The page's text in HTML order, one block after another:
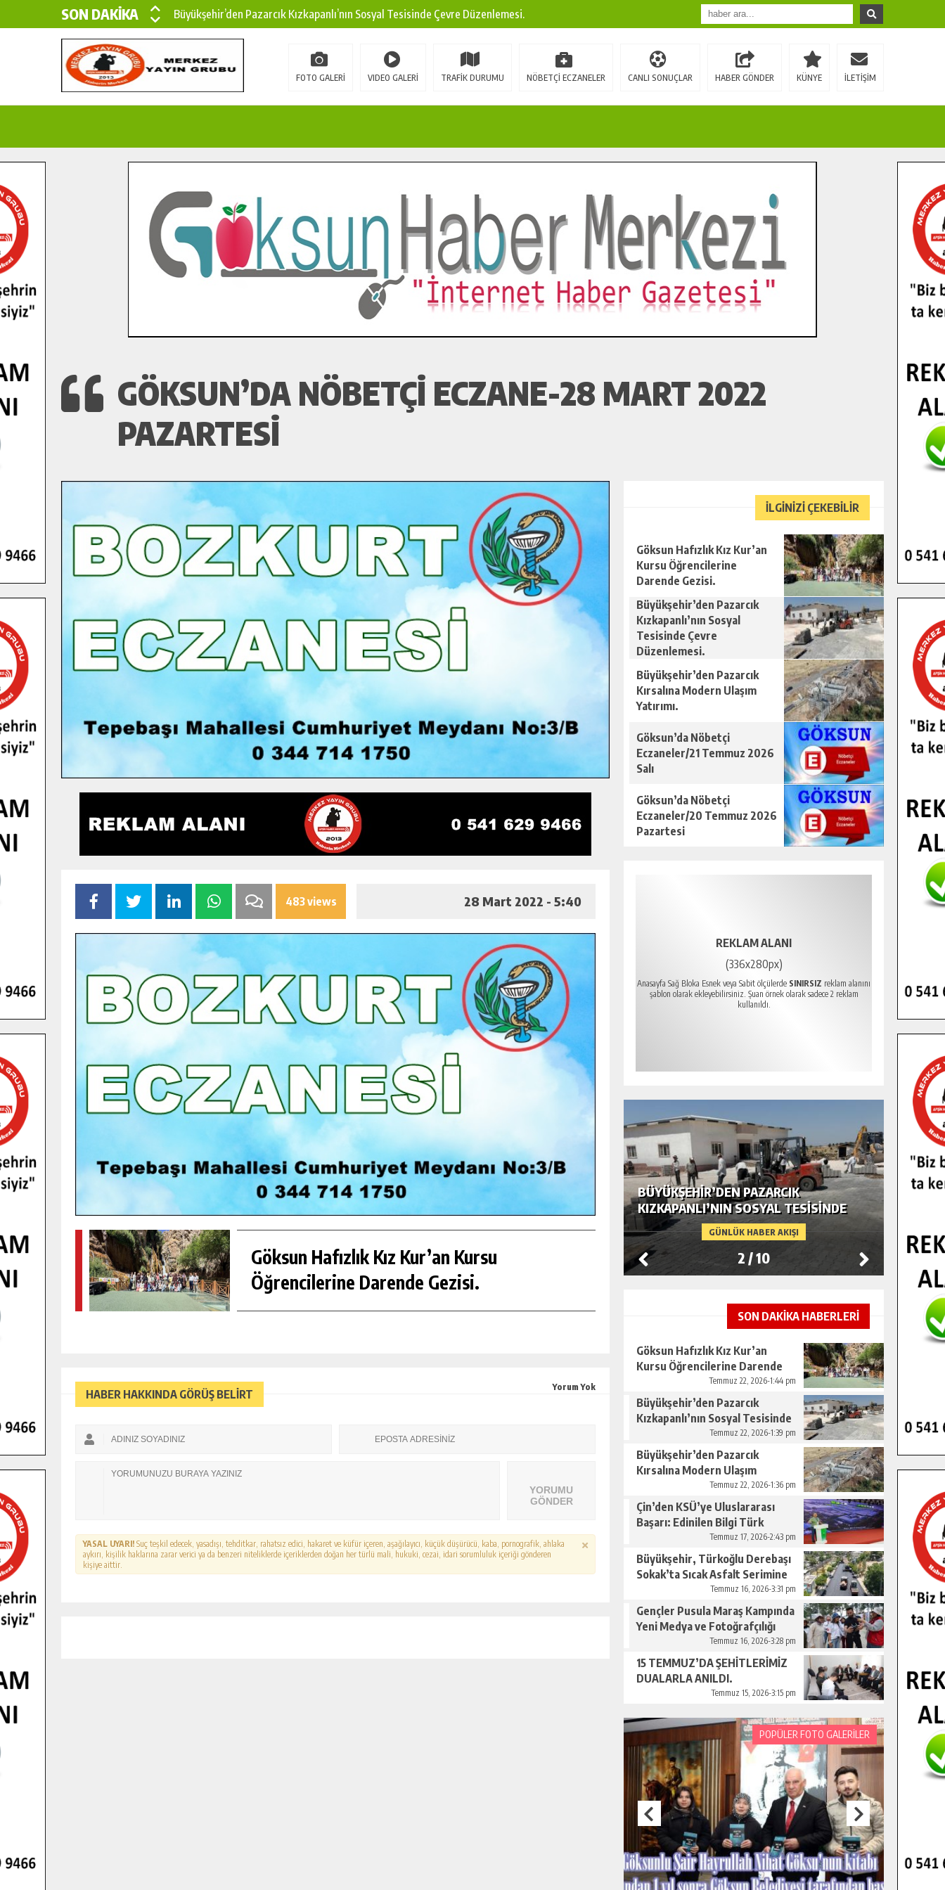
SON DAKİKA
Büyükşehir’den Pazarcık Kızkapanlı’nın Sosyal Tesisinde Çevre Düzenlemesi.
Büyükşehir’den Pazarcık Kırsalına Modern Ulaşım Yatırımı.
Çin’den KSÜ’ye Uluslararası Başarı: Edinilen Bilgi Türk Tarımına Katkı Sağlayacak.
İlçe Jandarma Komutanı Karakaya’dan Başkan Cüce’ye Veda Ziyareti.
Bertiz’in Yeni Köprüsünde Sona Doğru.
FOTO GALERİ VIDEO GALERİ TRAFİK DURUMU NÖBETÇİ ECZANELER CANLI SONUÇLAR HABER GÖNDER KÜNYE İLETİŞİM
GÖKSUN’DA NÖBETÇI ECZANE-28 MART 2022
PAZARTESI
483 views 28 Mart 2022 - 5:40
Göksun Hafızlık Kız Kur’an Kursu
Öğrencilerine Darende Gezisi.
HABER HAKKINDA GÖRÜŞ BELİRT
Yorum Yok
YORUMU
GÖNDER
YASAL UYARI! Suç teşkil edecek, yasadışı, tehditkar, rahatsız edici, hakaret ve küfür içeren, aşağılayıcı, küçük düşürücü, kaba, pornografik, ahlaka
aykırı, kişilik haklarına zarar verici ya da benzeri niteliklerde içeriklerden doğan her türlü mali, hukuki, cezai, idari sorumluluk içeriği gönderen
kişiye aittir.
İLGİNİZİ ÇEKEBİLİR
Göksun Hafızlık Kız Kur’an
Kursu Öğrencilerine
Darende Gezisi.
Büyükşehir’den Pazarcık
Kızkapanlı’nın Sosyal
Tesisinde Çevre
Düzenlemesi.
Büyükşehir’den Pazarcık
Kırsalına Modern Ulaşım
Yatırımı.
Göksun’da Nöbetçi
Eczaneler/21 Temmuz 2026
Salı
Göksun’da Nöbetçi
Eczaneler/20 Temmuz 2026
Pazartesi
REKLAM ALANI
(336x280px)
Anasayfa Sağ Bloka Esnek veya Sabit ölçülerde SINIRSIZ reklam alanını
şablon olarak ekleyebilirsiniz. Şuan örnek olarak sadece 2 reklam
kullanıldı.
GÜNLÜK HABER AKIŞI
GENÇLER PUSULA MARAŞ KAMPINDA
YENI MEDYA VE FOTOĞRAFÇILIĞI
GÜNLÜK HABER AKIŞI
GÖKSUN HAFIZLIK KIZ KUR’AN KURSU
GÜNLÜK HABER AKIŞI
BÜYÜKŞEHIR’DEN PAZARCIK
KIZKAPANLI’NIN SOSYAL TESISINDE
ÇEVRE DÜZENLEMESI.
2 /10
SON DAKİKA HABERLERİ
Göksun Hafızlık Kız Kur’an
Kursu Öğrencilerine Darende
Temmuz 22, 2026-1:44 pm
Büyükşehir’den Pazarcık
Kızkapanlı’nın Sosyal Tesisinde
Çevre Düzenlemesi.Temmuz 22, 2026-1:39 pm
Büyükşehir’den Pazarcık
Kırsalına Modern Ulaşım
Temmuz 22, 2026-1:36 pm
Çin’den KSÜ’ye Uluslararası
Başarı: Edinilen Bilgi Türk
Tarımına Katkı Sağlayacak.
Temmuz 17, 2026-2:43 pm
Büyükşehir, Türkoğlu Derebaşı
Sokak’ta Sıcak Asfalt Serimine
Temmuz 16, 2026-3:31 pm
Gençler Pusula Maraş Kampında
Yeni Medya ve Fotoğrafçılığı
Temmuz 16, 2026-3:28 pm
15 TEMMUZ’DA ŞEHİTLERİMİZ
DUALARLA ANILDI.
Temmuz 15, 2026-3:15 pm
POPÜLER FOTO GALERİLER